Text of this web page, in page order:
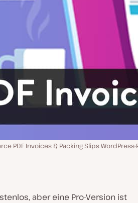
PDF Invoices & Packing Slips WordPress-
aber eine Pro-Version ist